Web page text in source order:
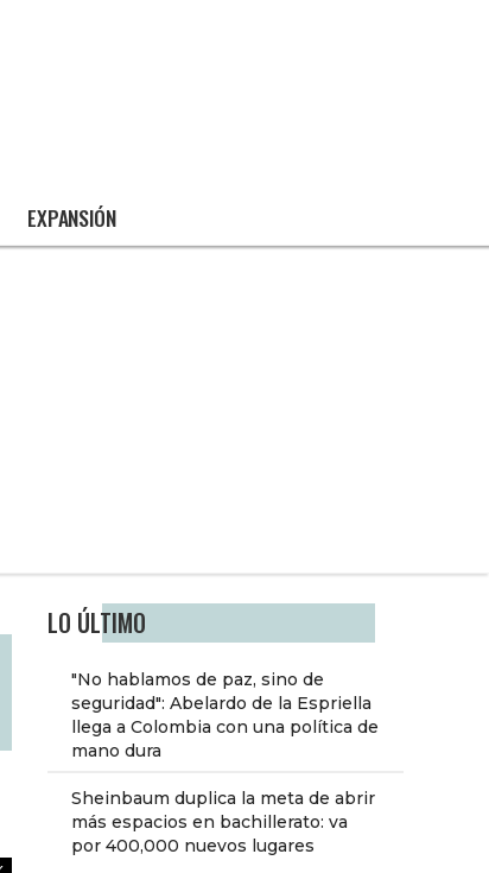
EXPANSIÓN
LO ÚLTIMO
"No hablamos de paz, sino de
seguridad": Abelardo de la Espriella
llega a Colombia con una política de
mano dura
Sheinbaum duplica la meta de abrir
más espacios en bachillerato: va
por 400,000 nuevos lugares